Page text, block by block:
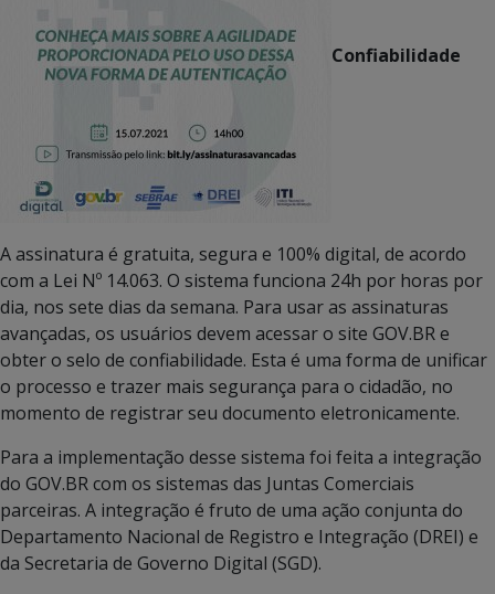
Confiabilidade
A assinatura é gratuita, segura e 100% digital, de acordo
com a Lei Nº 14.063. O sistema funciona 24h por horas por
dia, nos sete dias da semana. Para usar as assinaturas
avançadas, os usuários devem acessar o site GOV.BR e
obter o selo de confiabilidade. Esta é uma forma de unificar
o processo e trazer mais segurança para o cidadão, no
momento de registrar seu documento eletronicamente.
Para a implementação desse sistema foi feita a integração
do GOV.BR com os sistemas das Juntas Comerciais
parceiras. A integração é fruto de uma ação conjunta do
Departamento Nacional de Registro e Integração (DREI) e
da Secretaria de Governo Digital (SGD).